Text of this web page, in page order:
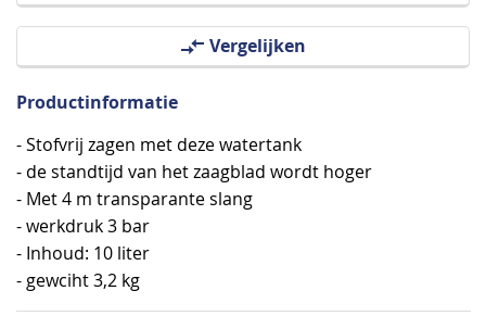
Vergelijken
Productinformatie
- Stofvrij zagen met deze watertank
- de standtijd van het zaagblad wordt hoger
- Met 4 m transparante slang
- werkdruk 3 bar
- Inhoud: 10 liter
- gewciht 3,2 kg